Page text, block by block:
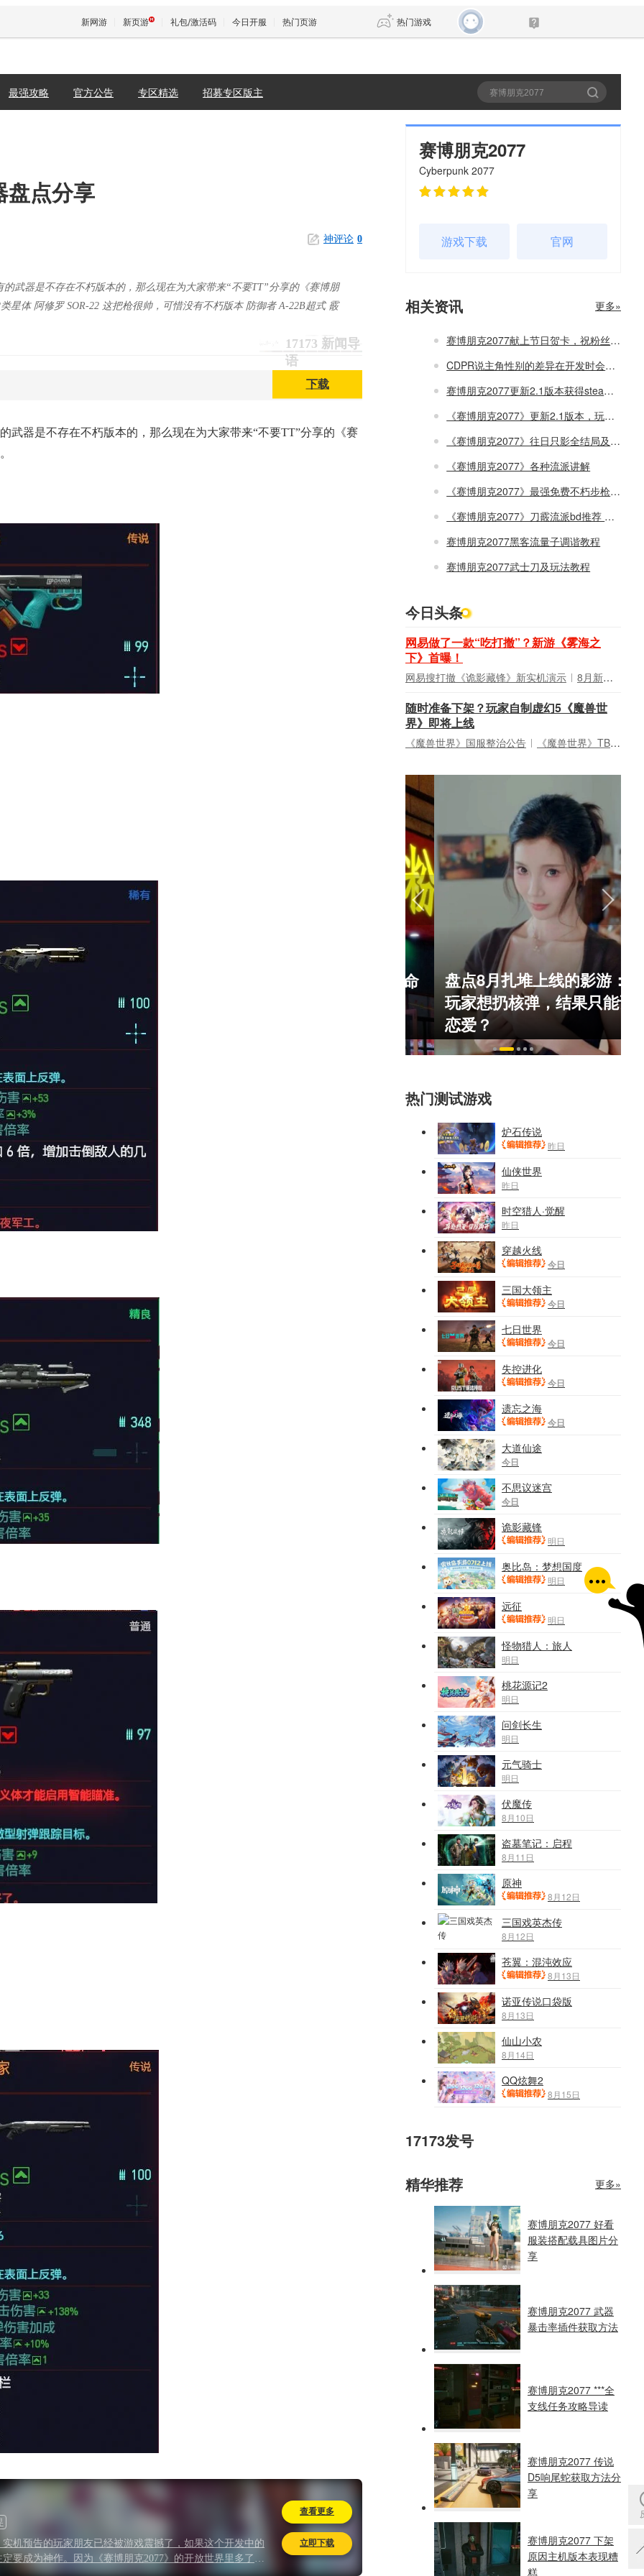
新网游 新页游 礼包/激活码 今日开服 热门页游 热门游戏
新仙侠5
最强攻略 官方公告 专区精选 招募专区版主
盘点分享
神评论 0
17173 新闻导
语
武器是不存在不朽版本的，那么现在为大家带来“不要TT”分享的《赛博朋
星体 阿修罗 SOR-22 这把枪很帅，可惜没有不朽版本 防御者 A-22B超式 霰
下载
武器是不存在不朽版本的，那么现在为大家带来“不要TT”分享的《赛
机预告的玩家朋友已经被游戏震撼了，如果这个开发中的
要成为神作。因为《赛博朋克2077》的开放世界里多了以
会发现，我们所在的这个夜之城是活的，它在运作，而我
查看更多
立即下载
赛博朋克2077
Cyberpunk 2077
游戏下载 官网
相关资讯 更多»
赛博朋克2077献上节日贺卡，祝粉丝节日快乐
CDPR说主角性别的差异在开发时会同等对待
赛博朋克2077更新2.1版本获得steam好评如潮，被评为复读上清华
《赛博朋克2077》更新2.1版本，玩家反应崩溃报错
《赛博朋克2077》往日只影全结局及全奖杯图文详解攻略
《赛博朋克2077》各种流派讲解
《赛博朋克2077》最强免费不朽步枪如何获取攻略
《赛博朋克2077》刀霰流派bd推荐 刀霰流派玩法攻略
赛博朋克2077黑客流量子调谐教程
赛博朋克2077武士刀及玩法教程
今日头条
网易做了一款“吃打撤”？新游《雾海之
下》首曝！
网易搜打撤《诡影藏锋》新实机演示 8月新游前瞻：《诡秘之主》领衔
随时准备下架？玩家自制虚幻5《魔兽世
界》即将上线
《魔兽世界》国服整治公告 《魔兽世界》TBC周年大更：双经典团本回归！
正惊漫谈：从MU开始，为
什么网游翅膀成了"躲不掉
一看吓一跳：雷死人不偿命
盘点8月扎堆上线的影游：
玩家想扔核弹，结果只能谈
恋爱？
热门测试游戏
炉石传说
昨日
仙侠世界
昨日
时空猎人·觉醒
昨日
穿越火线
今日
三国大领主
今日
七日世界
今日
失控进化
今日
遗忘之海
今日
大道仙途
今日
不思议迷宫
今日
诡影藏锋
明日
奥比岛：梦想国度
明日
远征
明日
怪物猎人：旅人
明日
桃花源记2
明日
问剑长生
明日
元气骑士
明日
伏魔传
8月10日
盗墓笔记：启程
8月11日
原神
8月12日
三国戏英杰传
8月12日
苍翼：混沌效应
8月13日
诺亚传说口袋版
8月13日
仙山小农
8月14日
QQ炫舞2
8月15日
17173发号
精华推荐 更多»
赛博朋克2077 好看
服装搭配载具图片分
享
赛博朋克2077 武器
暴击率插件获取方法
赛博朋克2077 ***全
支线任务攻略导读
赛博朋克2077 传说
D5响尾蛇获取方法分
享
赛博朋克2077 下架
原因主机版本表现糟
糕